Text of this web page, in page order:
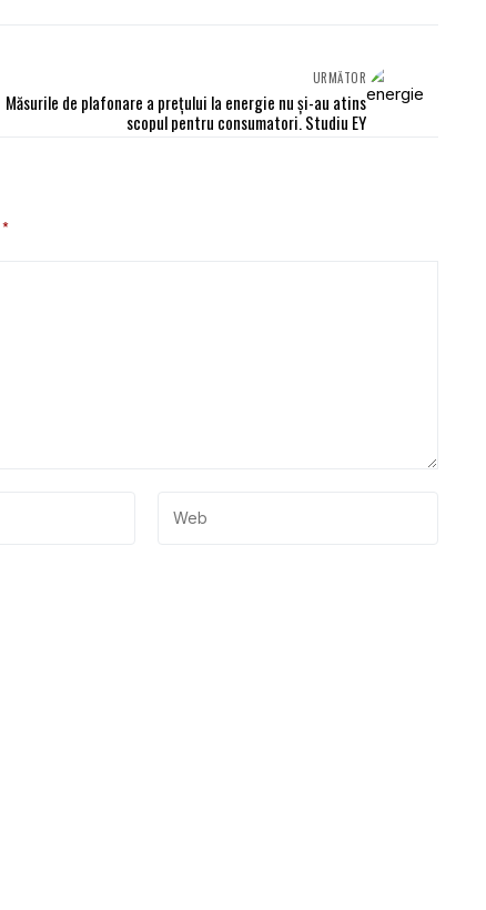
URMĂTOR
Măsurile de plafonare a prețului la energie nu și-au atins
scopul pentru consumatori. Studiu EY
*